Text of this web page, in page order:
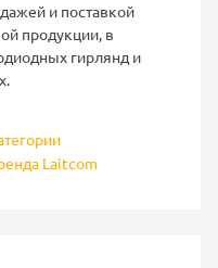
и поставкой
продукции, в
гирлянд и
Laitcom